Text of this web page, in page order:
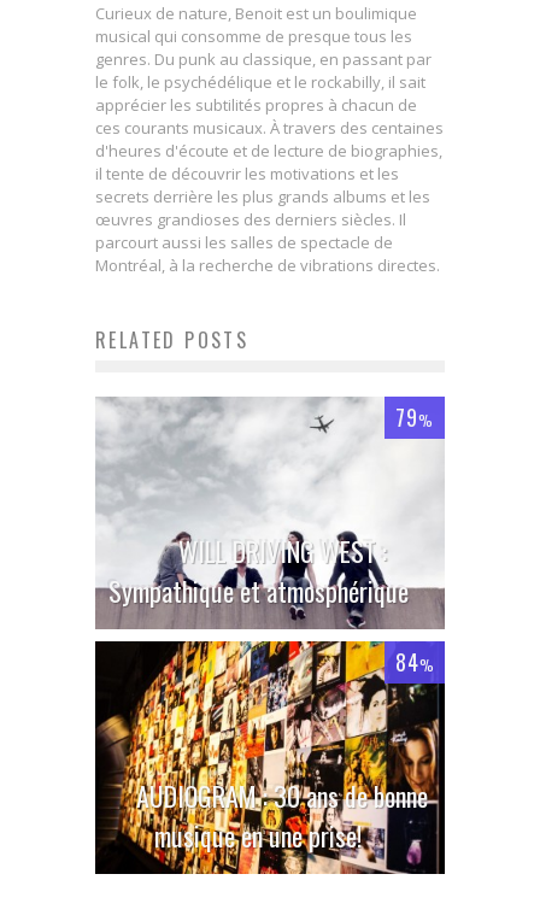
Curieux de nature, Benoit est un boulimique
musical qui consomme de presque tous les
genres. Du punk au classique, en passant par
le folk, le psychédélique et le rockabilly, il sait
apprécier les subtilités propres à chacun de
ces courants musicaux. À travers des centaines
d'heures d'écoute et de lecture de biographies,
il tente de découvrir les motivations et les
secrets derrière les plus grands albums et les
œuvres grandioses des derniers siècles. Il
parcourt aussi les salles de spectacle de
Montréal, à la recherche de vibrations directes.
RELATED POSTS
79%
WILL DRIVING WEST :
Sympathique et atmosphérique
84%
AUDIOGRAM : 30 ans de bonne
musique en une prise!